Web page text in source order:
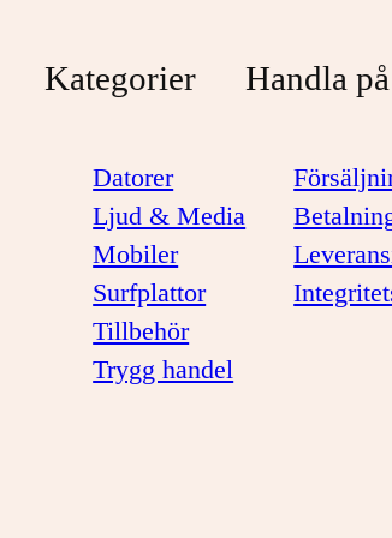
Kategorier
Datorer
Ljud & Media
Mobiler
Surfplattor
Tillbehör
Trygg handel
Handla